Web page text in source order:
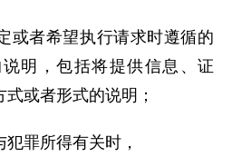
者希望执行请求时遵循的
明，包括将提供信息、证
或者形式的说明；
罪所得有关时，